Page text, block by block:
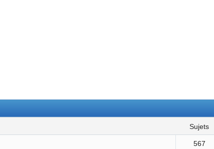
sujets
567